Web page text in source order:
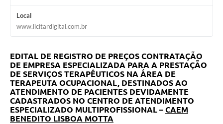
Local
www.licitardigital.com.br
EDITAL DE REGISTRO DE PREÇOS CONTRATAÇÃO
DE EMPRESA ESPECIALIZADA PARA A PRESTAÇÃO
DE SERVIÇOS TERAPÊUTICOS NA ÁREA DE
TERAPEUTA OCUPACIONAL, DESTINADOS AO
ATENDIMENTO DE PACIENTES DEVIDAMENTE
CADASTRADOS NO CENTRO DE ATENDIMENTO
ESPECIALIZADO MULTIPROFISSIONAL – CAEM
BENEDITO LISBOA MOTTA